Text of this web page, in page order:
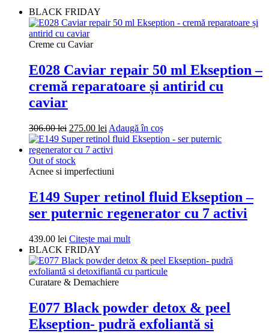
BLACK FRIDAY
Creme cu Caviar
E028 Caviar repair 50 ml Ekseption –
cremă reparatoare și antirid cu
caviar
306.00lei Prețul
inițial
a
fost:
306.00 lei.
275.00 lei Prețul
curent
este:
Adaugă în coș
Out of stock
Acnee si imperfectiuni
E149 Super retinol fluid Ekseption –
ser puternic regenerator cu 7 activi
439.00 lei Citește mai mult
BLACK FRIDAY
Curatare & Demachiere
E077 Black powder detox & peel
Ekseption- pudră exfoliantă si